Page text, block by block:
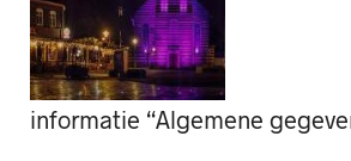
informatie “Algemene